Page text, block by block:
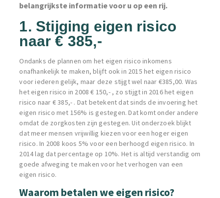
belangrijkste informatie voor u op een rij.
1. Stijging eigen risico
naar € 385,-
Ondanks de plannen om het eigen risico inkomens
onafhankelijk te maken, blijft ook in 2015 het eigen risico
voor iederen gelijk, maar deze stijgt wel naar €385,00. Was
het eigen risico in 2008 € 150,- , zo stijgt in 2016 het eigen
risico naar € 385,- . Dat betekent dat sinds de invoering het
eigen risico met 156% is gestegen. Dat komt onder andere
omdat de zorgkosten zijn gestegen. Uit onderzoek blijkt
dat meer mensen vrijwillig kiezen voor een hoger eigen
risico. In 2008 koos 5% voor een berhoogd eigen risico. In
2014 lag dat percentage op 10%. Het is altijd verstandig om
goede afweging te maken voor het verhogen van een
eigen risico.
Waarom betalen we eigen risico?